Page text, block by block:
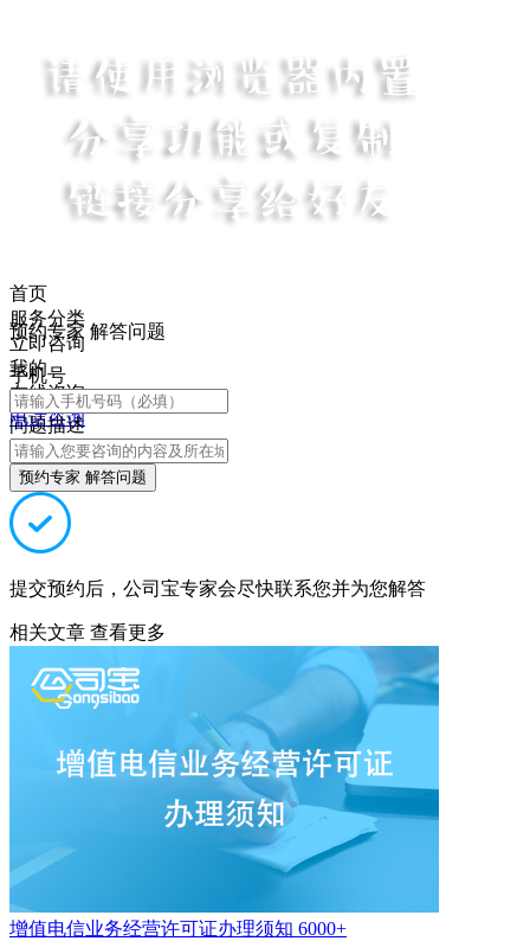
首页
服务分类
立即咨询
我的
在线咨询
电话咨询
预约专家 解答问题
手机号
问题描述
预约专家 解答问题
提交预约后，公司宝专家会尽快联系您并为您解答
相关文章 查看更多
增值电信业务经营许可证办理须知 6000+